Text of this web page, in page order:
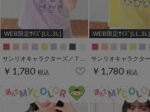
WEB限定ｻｲｽﾞ[LL,3L]
￥1,780 税込
WEB限定ｻｲｽﾞ[LL,3L]
￥1,780 税込